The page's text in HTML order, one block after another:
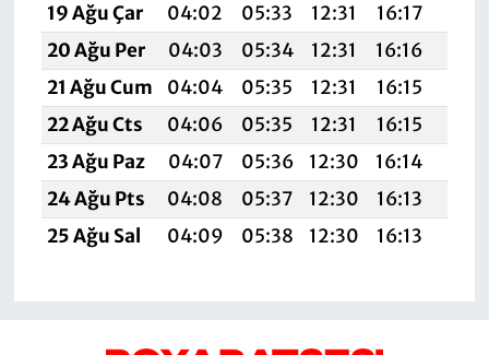
19 Ağu Çar
04:02 05:33 12:31 16:17
20 Ağu Per
04:03 05:34 12:31 16:16
21 Ağu Cum
04:04 05:35 12:31 16:15
22 Ağu Cts
04:06 05:35 12:31 16:15
23 Ağu Paz
04:07 05:36 12:30 16:14
24 Ağu Pts
04:08 05:37 12:30 16:13
25 Ağu Sal
04:09 05:38 12:30 16:13